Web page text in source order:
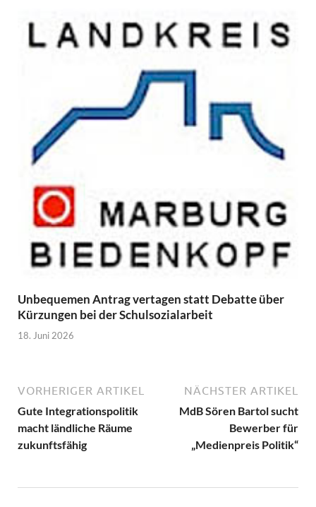
Unbequemen Antrag vertagen statt Debatte über
Kürzungen bei der Schulsozialarbeit
18. Juni 2026
VORHERIGER ARTIKEL
Gute Integrationspolitik
macht ländliche Räume
zukunftsfähig
NÄCHSTER ARTIKEL
MdB Sören Bartol sucht
Bewerber für
„Medienpreis Politik“